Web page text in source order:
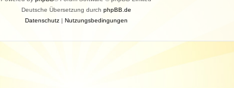
Deutsche Übersetzung durch phpBB.de
Datenschutz| Nutzungsbedingungen